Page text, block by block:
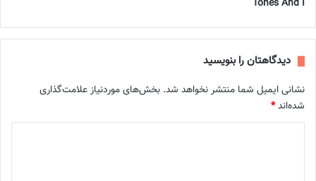
Tones And I
دیدگاهتان را بنویسید
نشانی ایمیل شما منتشر نخواهد شد. بخش‌های موردنیاز علامت‌گذاری
شده‌اند*